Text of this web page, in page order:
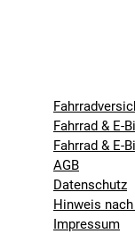
Fahrrad & E-
Fahrrad & E-
AGB
Datenschutz
Hinweis
Impressum